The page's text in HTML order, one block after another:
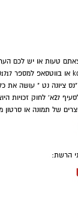
טעות או יש לכם
ציונה נט " עושה את
וסרטונים. אולם, בהתאם
של תמונה או סרטון
הרשת: